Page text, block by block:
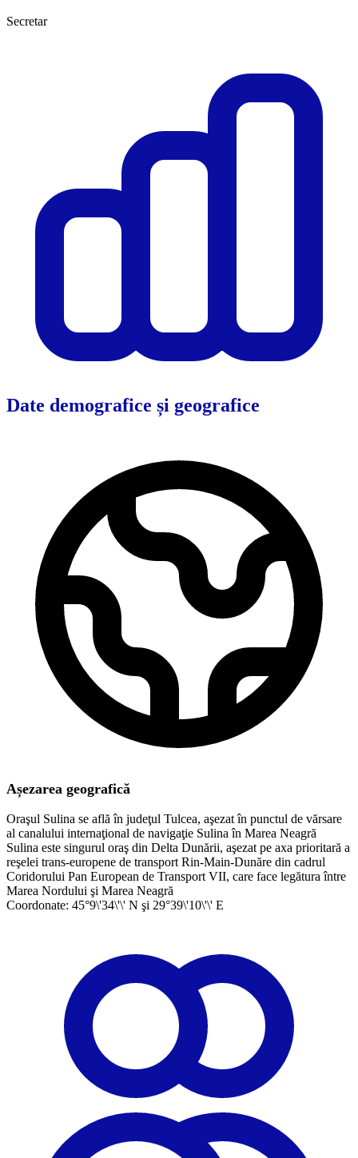
Secretar
Date demografice și geografice
Așezarea geografică
Oraşul Sulina se află în judeţul Tulcea, aşezat în punctul de vărsare
al canalului internaţional de navigaţie Sulina în Marea Neagră
Sulina este singurul oraş din Delta Dunării, aşezat pe axa prioritară a
reşelei trans-europene de transport Rin-Main-Dunăre din cadrul
Coridorului Pan European de Transport VII, care face legătura între
Marea Nordului şi Marea Neagră
Coordonate: 45°9\'34\'\' N şi 29°39\'10\'\' E